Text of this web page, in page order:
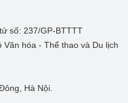
số: 237/GP-BTTTT
hóa - Thể thao và Du lịch
Hà Nội.